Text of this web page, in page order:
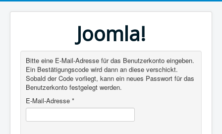
Joomla!
Bitte eine E-Mail-Adresse für das Benutzerkonto eingeben.
Ein Bestätigungscode wird dann an diese verschickt.
Sobald der Code vorliegt, kann ein neues Passwort für das
Benutzerkonto festgelegt werden.
E-Mail-Adresse *